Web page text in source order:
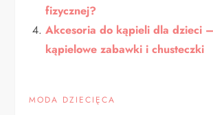
fizycznej?
Akcesoria do kąpieli dla dzieci
kąpielowe zabawki i chusteczki
MODA DZIECIĘCA